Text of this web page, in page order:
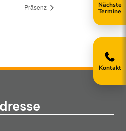
Präsenz
Kontakt